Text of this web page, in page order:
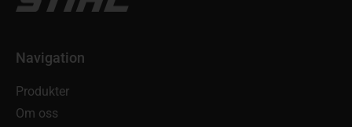
Navigation
Produkter
Om oss